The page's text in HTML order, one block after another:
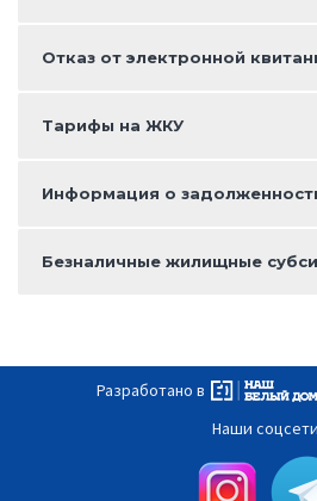
Отказ от электронной
Тарифы на ЖКУ
Информация о
Безналичные жилищные
Разработано в
Наши